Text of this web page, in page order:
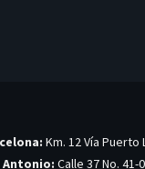
Km. 12 Vía Puerto
Antonio: Calle 37 No. 41-